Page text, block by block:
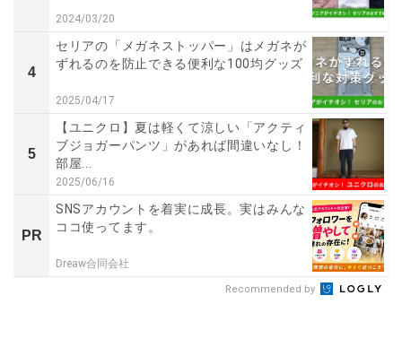
2024/03/20
4
セリアの「メガネストッパー」はメガネが
ずれるのを防止できる便利な100均グッズ
2025/04/17
5
【ユニクロ】夏は軽くて涼しい「アクティ
ブジョガーパンツ」があれば間違いなし！
部屋...
2025/06/16
PR
SNSアカウントを着実に成長。実はみんな
ココ使ってます。
Dreaw合同会社
Recommended by